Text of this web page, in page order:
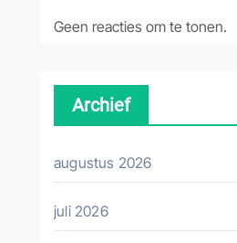
Geen reacties om te tonen.
Archief
augustus 2026
juli 2026